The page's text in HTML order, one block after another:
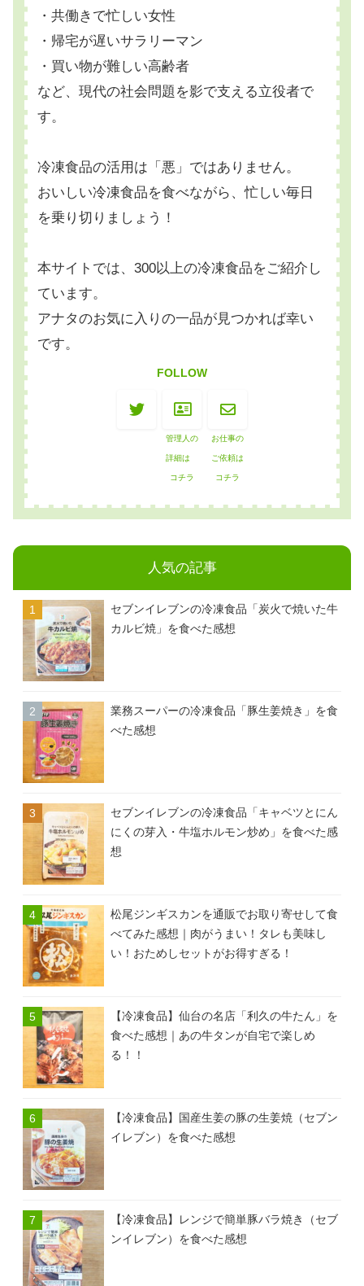
・共働きで忙しい女性
・帰宅が遅いサラリーマン
・買い物が難しい高齢者
など、現代の社会問題を影で支える立役者で
す。
冷凍食品の活用は「悪」ではありません。
おいしい冷凍食品を食べながら、忙しい毎日
を乗り切りましょう！
本サイトでは、300以上の冷凍食品をご紹介し
ています。
アナタのお気に入りの一品が見つかれば幸い
です。
FOLLOW
管理人の
詳細は
コチラ
お仕事の
ご依頼は
コチラ
人気の記事
セブンイレブンの冷凍食品「炭火で焼いた牛
カルビ焼」を食べた感想
業務スーパーの冷凍食品「豚生姜焼き」を食
べた感想
セブンイレブンの冷凍食品「キャベツとにん
にくの芽入・牛塩ホルモン炒め」を食べた感
想
松尾ジンギスカンを通販でお取り寄せして食
べてみた感想｜肉がうまい！タレも美味し
い！おためしセットがお得すぎる！
【冷凍食品】仙台の名店「利久の牛たん」を
食べた感想｜あの牛タンが自宅で楽しめ
る！！
【冷凍食品】国産生姜の豚の生姜焼（セブン
イレブン）を食べた感想
【冷凍食品】レンジで簡単豚バラ焼き（セブ
ンイレブン）を食べた感想